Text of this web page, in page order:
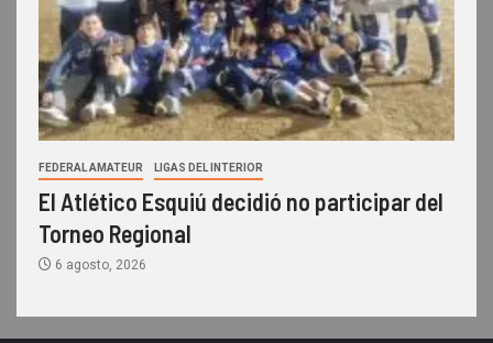
FEDERAL AMATEUR LIGAS DEL INTERIOR
El Atlético Esquiú decidió no participar del
Torneo Regional
6 agosto, 2026